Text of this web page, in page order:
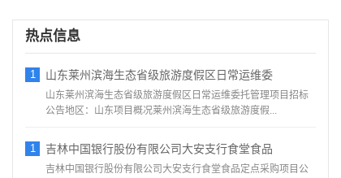
热点信息
1 山东莱州滨海生态省级旅游度假区日常运维委
山东莱州滨海生态省级旅游度假区日常运维委托管理项目招标
公告地区：山东项目概况莱州滨海生态省级旅游度假...
1 吉林中国银行股份有限公司大安支行食堂食品
吉林中国银行股份有限公司大安支行食堂食品定点采购项目公